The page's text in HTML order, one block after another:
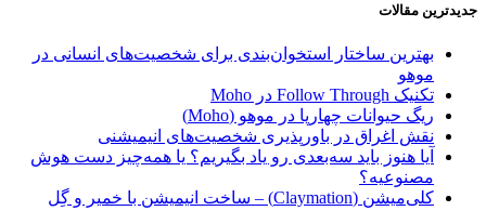
جدیدترین مقالات
بهترین ساختار استخوان‌بندی برای شخصیت‌های انسانی در
موهو
تکنیک Follow Through در Moho
ریگ حیوانات چهارپا در موهو (Moho)
نقش اغراق در باورپذیری شخصیت‌های انیمیشنی
آیا هنوز باید سه‌بعدی‌ رو یاد بگیریم؟ یا همه‌چیز دست هوش
مصنوعیه؟
کلی‌میشن (Claymation) – ساخت انیمیشن با خمیر و گِل